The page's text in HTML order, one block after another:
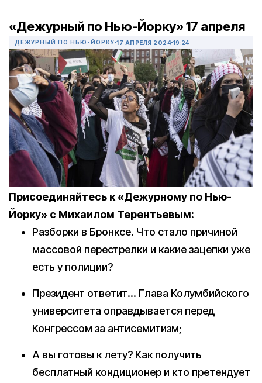
«Дежурный по Нью-Йорку» 17 апреля
ДЕЖУРНЫЙ ПО НЬЮ-ЙОРКУ 17 АПРЕЛЯ 2024 19:24
Присоединяйтесь к «Дежурному по Нью-
Йорку» с Михаилом Терентьевым:
Разборки в Бронксе. Что стало причиной
массовой перестрелки и какие зацепки уже
есть у полиции?
Президент ответит… Глава Колумбийского
университета оправдывается перед
Конгрессом за антисемитизм;
А вы готовы к лету? Как получить
бесплатный кондиционер и кто претендует